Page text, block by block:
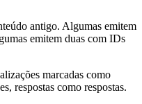
antigo. Algumas emitem
emitem duas com IDs
marcadas como
respostas como respostas.